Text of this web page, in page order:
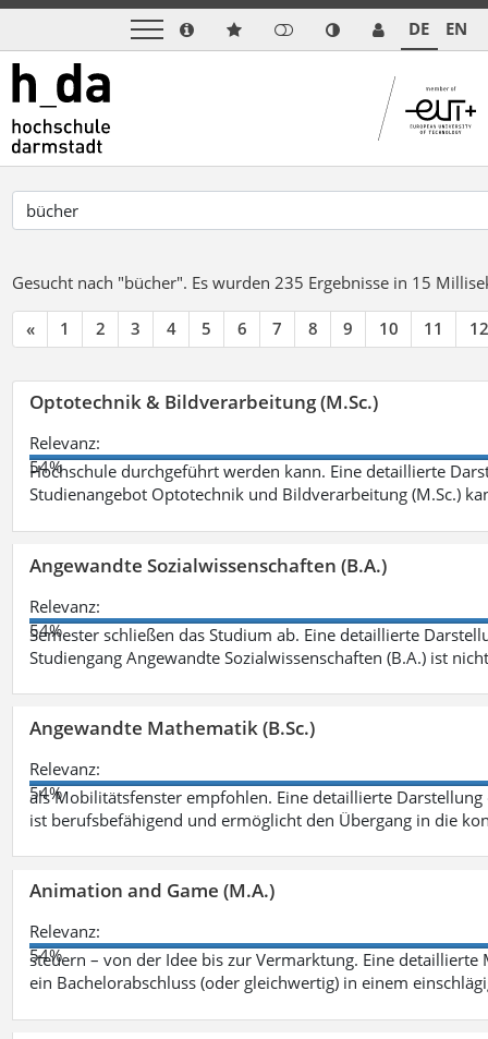
DE EN
Gesucht nach "bücher". Es wurden 235 Ergebnisse in 15
« 1 2 3 4 5 6 7 8 9 10 11 12
Optotechnik & Bildverarbeitung (M.Sc.)
Relevanz:
54%
Hochschule durchgeführt werden kann. Eine detaillierte
Studienangebot Optotechnik und Bildverarbeitung (M.Sc.)
Angewandte Sozialwissenschaften (B.A.)
Relevanz:
54%
Semester schließen das Studium ab. Eine detaillierte
Studiengang Angewandte Sozialwissenschaften (B.A.) ist
Angewandte Mathematik (B.Sc.)
Relevanz:
54%
als Mobilitätsfenster empfohlen. Eine detaillierte
ist berufsbefähigend und ermöglicht den Übergang in die
Animation and Game (M.A.)
Relevanz:
54%
steuern – von der Idee bis zur Vermarktung. Eine
ein Bachelorabschluss (oder gleichwertig) in einem